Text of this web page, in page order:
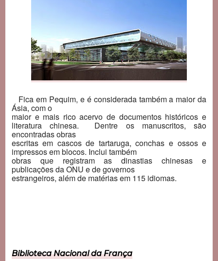
Fica em Pequim, e é considerada também a maior da
Ásia, com o
maior e mais rico acervo de documentos históricos e
literatura chinesa. Dentre os manuscritos, são
encontradas obras
escritas em cascos de tartaruga, conchas e ossos e
impressos em blocos. Inclui também
obras que registram as dinastias chinesas e
publicações da ONU e de governos
estrangeiros, além de matérias em 115 idiomas.
Biblioteca Nacional da França